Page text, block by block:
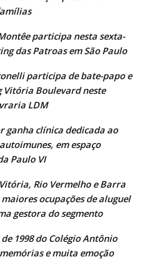
participa nesta sexta-
das Patroas em São Paulo
participa de bate-papo e
Vitória Boulevard neste
LDM
ganha clínica dedicada ao
em espaço
Paulo VI
Rio Vermelho e Barra
ocupações de aluguel
gestora do segmento
1998 do Colégio Antônio
e muita emoção